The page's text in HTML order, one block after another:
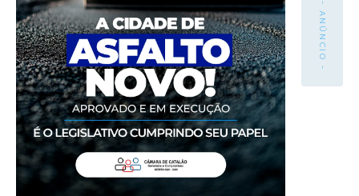
- ANÚNCIO -